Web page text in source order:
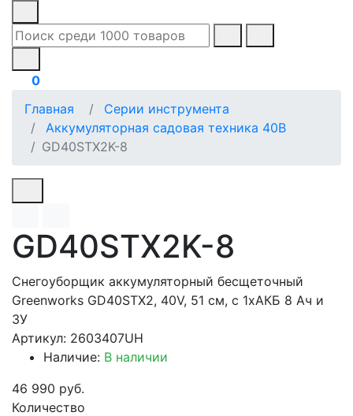
0
Главная
Серии инструмента
Аккумуляторная садовая техника 40В
GD40STX2K-8
GD40STX2K-8
Снегоуборщик аккумуляторный бесщеточный
Greenworks GD40STX2, 40V, 51 см, с 1хАКБ 8 Ач и
ЗУ
Артикул: 2603407UH
Наличие: В наличии
46 990 руб.
Количество